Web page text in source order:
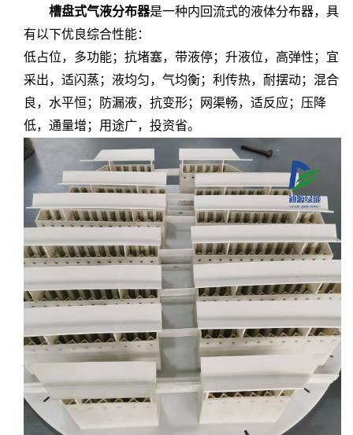
槽盘式气液分布器是一种内回流式的液体分布器，具
有以下优良综合性能：
低占位，多功能；抗堵塞，带液停；升液位，高弹性；宜
采出，适闪蒸；液均匀，气均衡；利传热，耐摆动；混合
良，水平恒；防漏液，抗变形；网渠畅，适反应；压降
低，通量增；用途广，投资省。